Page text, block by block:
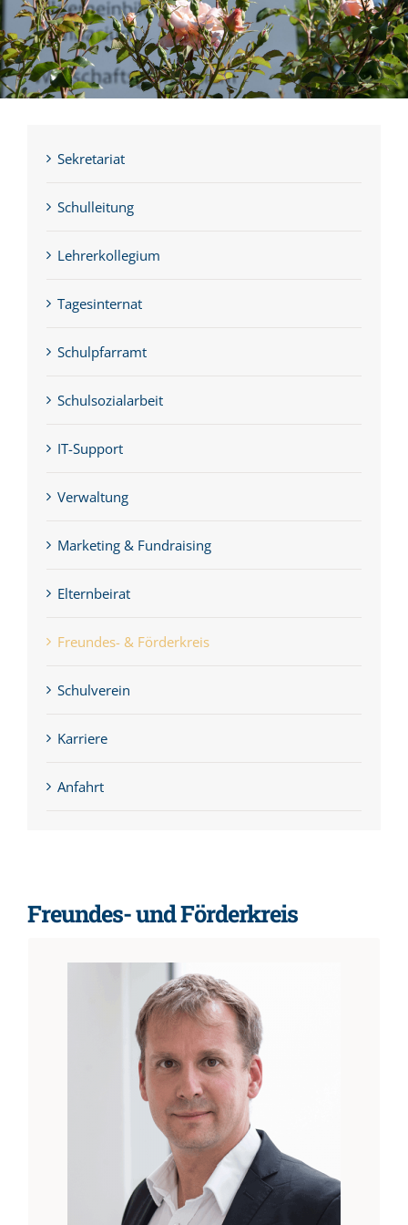
Sekretariat
Schulleitung
Lehrerkollegium
Tagesinternat
Schulpfarramt
Schulsozialarbeit
IT-Support
Verwaltung
Marketing & Fundraising
Elternbeirat
Freundes- & Förderkreis
Schulverein
Karriere
Anfahrt
Freundes- und Förderkreis
ffk-vorstand@freundeskreis-gaienhofen.de